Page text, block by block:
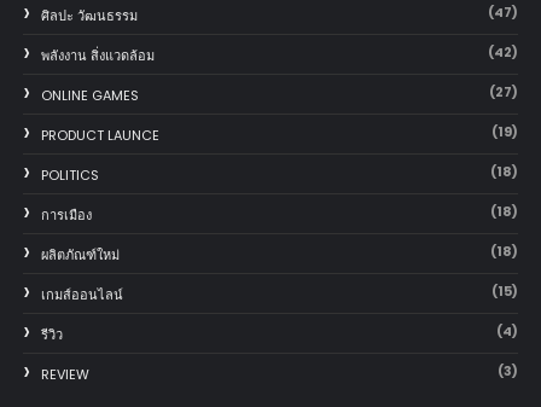
ศิลปะ วัฒนธรรม (47)
พลังงาน สิ่งแวดล้อม (42)
ONLINE GAMES (27)
PRODUCT LAUNCE (19)
POLITICS (18)
การเมือง (18)
ผลิตภัณฑ์ใหม่ (18)
เกมส์ออนไลน์ (15)
รีวิว (4)
REVIEW (3)